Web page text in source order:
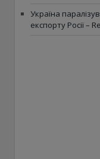
Україна
експорту Росії –